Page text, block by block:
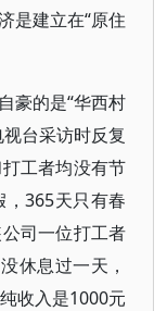
是建立在“原住
豪的是“华西村
台采访时反复
工者均没有节
365天只有春
司一位打工者
休息过一天，
收入是1000元